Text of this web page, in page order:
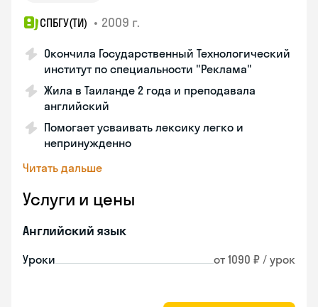
СПБГУ(ТИ) • 2009 г.
Окончила Государственный Технологический
институт по специальности "Реклама"
Жила в Таиланде 2 года и преподавала
английский
Помогает усваивать лексику легко и
непринужденно
Читать дальше
Услуги и цены
Английский язык
Уроки от 1090 ₽ / урок